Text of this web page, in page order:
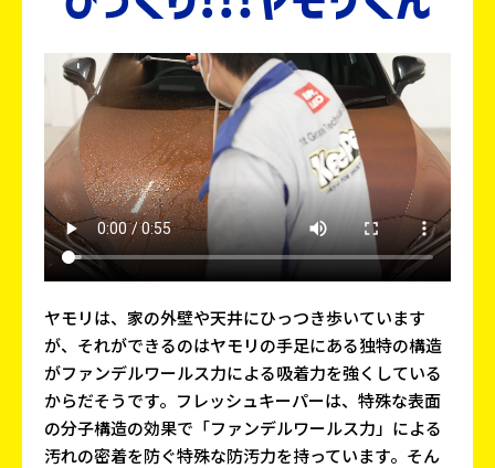
ヤモリは、家の外壁や天井にひっつき歩いています
が、それができるのはヤモリの手足にある独特の構造
がファンデルワールス力による吸着力を強くしている
からだそうです。フレッシュキーパーは、特殊な表面
の分子構造の効果で「ファンデルワールス力」による
汚れの密着を防ぐ特殊な防汚力を持っています。そん